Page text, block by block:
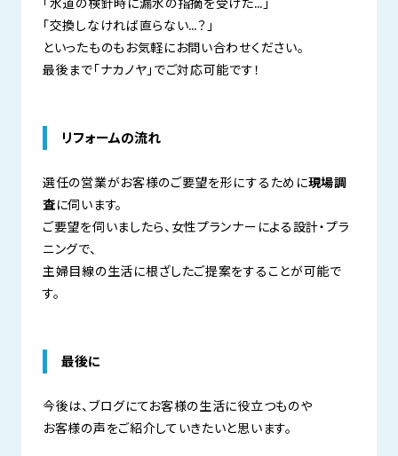
「水道の検針時に漏水の指摘を受けた…」
「交換しなければ直らない…？」
といったものもお気軽にお問い合わせください。
最後まで「ナカノヤ」でご対応可能です！
リフォームの流れ
選任の営業がお客様のご要望を形にするために現場調
査に伺います。
ご要望を伺いましたら、女性プランナーによる設計・プラ
ニングで、
主婦目線の生活に根ざしたご提案をすることが可能で
す。
最後に
今後は、ブログにてお客様の生活に役立つものや
お客様の声をご紹介していきたいと思います。